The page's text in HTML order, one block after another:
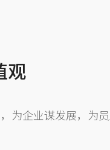
观
为企业谋发展，为